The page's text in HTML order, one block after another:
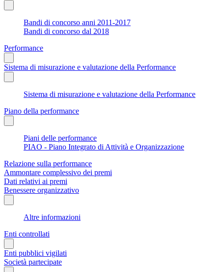
Bandi di concorso anni 2011-2017
Bandi di concorso dal 2018
Performance
Sistema di misurazione e valutazione della Performance
Sistema di misurazione e valutazione della Performance
Piano della performance
Piani delle performance
PIAO - Piano Integrato di Attività e Organizzazione
Relazione sulla performance
Ammontare complessivo dei premi
Dati relativi ai premi
Benessere organizzativo
Altre informazioni
Enti controllati
Enti pubblici vigilati
Società partecipate